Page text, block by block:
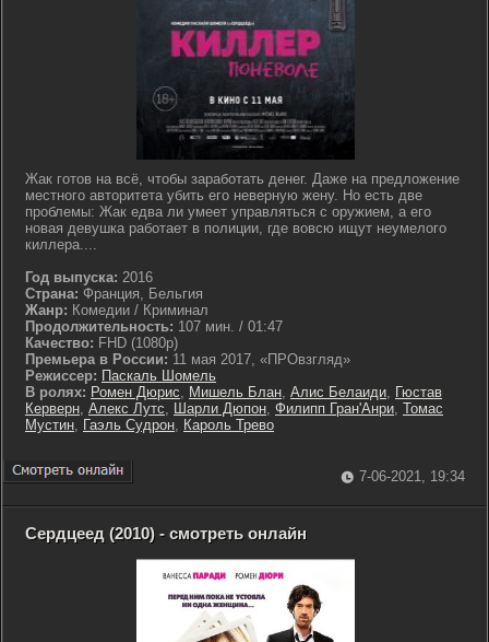
Жак готов на всё, чтобы заработать денег. Даже на предложение
местного авторитета убить его неверную жену. Но есть две
проблемы: Жак едва ли умеет управляться с оружием, а его
новая девушка работает в полиции, где вовсю ищут неумелого
киллера....
Год выпуска: 2016
Страна: Франция, Бельгия
Жанр: Комедии / Криминал
Продолжительность: 107 мин. / 01:47
Качество: FHD (1080p)
Премьера в России: 11 мая 2017, «ПРОвзгляд»
Режиссер: Паскаль Шомель
В ролях: Ромен Дюрис, Мишель Блан, Алис Белаиди, Гюстав
Керверн, Алекс Лутс, Шарли Дюпон, Филипп Гран'Анри, Томас
Мустин, Гаэль Судрон, Кароль Трево
7-06-2021, 19:34
Сердцеед (2010) - смотреть онлайн